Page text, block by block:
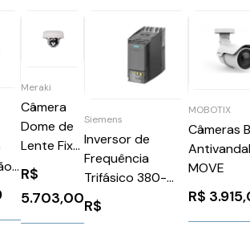
Meraki
Câmera
Dome de
Lente Fixa
MV63
MV63-HW
R$
5.703,00
Siemens
Inversor de
Frequência
Trifásico 380-
480v 8,8a 5,5kw
Sinamics G120c
R$
MOBOTIX
Câmeras
MOVE
R$